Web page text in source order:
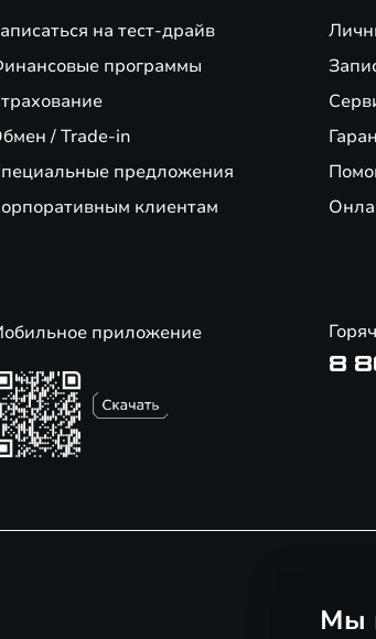
на тест-драйв
программы
/ Trade-in
предложения
клиентам
приложение
8
Мы